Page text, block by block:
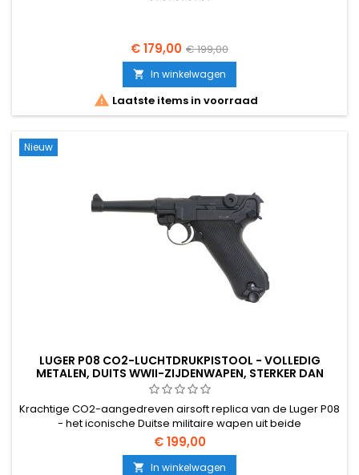
€ 179,00 € 199,00
 In winkelwagen
 Laatste items in voorraad
Nieuw
LUGER P08 CO2-LUCHTDRUKPISTOOL - VOLLEDIG
METALEN, DUITS WWII-ZIJDENWAPEN, STERKER DAN
GROEN GAS
Krachtige CO2-aangedreven airsoft replica van de Luger P08
- het iconische Duitse militaire wapen uit beide
wereldoorlogen. Volledig metalen behuizing, ~350 FPS / 1,14 J,
magazijn voor 15 ronden. Duidelijk krachtiger en met een
sterkere terugslag dan de Luger P08 variant op groen gas.
€ 199,00
 In winkelwagen